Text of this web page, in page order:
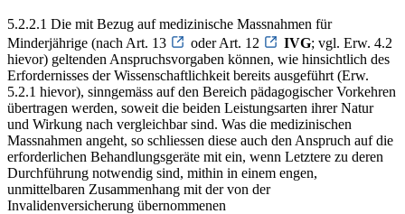
5.2.2.1 Die mit Bezug auf medizinische Massnahmen für
Minderjährige (nach Art. 13
oder Art. 12 IVG; vgl. Erw. 4.2
hievor) geltenden Anspruchsvorgaben können, wie hinsichtlich des
Erfordernisses der Wissenschaftlichkeit bereits ausgeführt (Erw.
5.2.1 hievor), sinngemäss auf den Bereich pädagogischer Vorkehren
übertragen werden, soweit die beiden Leistungsarten ihrer Natur
und Wirkung nach vergleichbar sind. Was die medizinischen
Massnahmen angeht, so schliessen diese auch den Anspruch auf die
erforderlichen Behandlungsgeräte mit ein, wenn Letztere zu deren
Durchführung notwendig sind, mithin in einem engen,
unmittelbaren Zusammenhang mit der von der
Invalidenversicherung übernommenen